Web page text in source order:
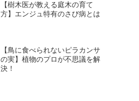
【樹木医が教える庭木の育て
方】エンジュ特有のさび病とは
【鳥に食べられないピラカンサ
の実】植物のプロが不思議を解
決！